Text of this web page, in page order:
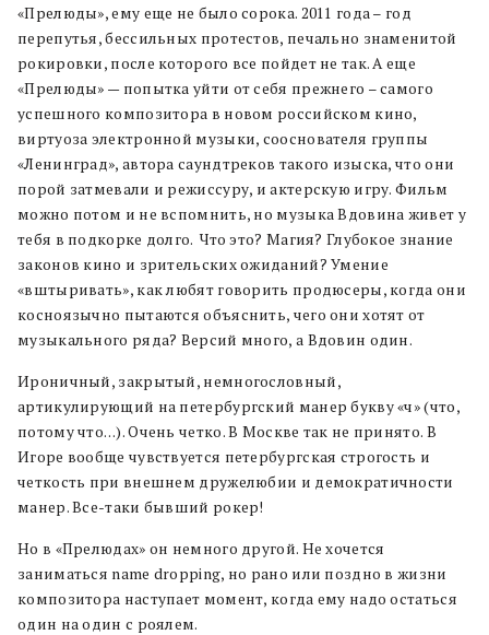
«Прелюды», ему еще не было сорока. 2011 года – год
перепутья, бессильных протестов, печально знаменитой
рокировки, после которого все пойдет не так. А еще
«Прелюды» — попытка уйти от себя прежнего – самого
успешного композитора в новом российском кино,
виртуоза электронной музыки, сооснователя группы
«Ленинград», автора саундтреков такого изыска, что они
порой затмевали и режиссуру, и актерскую игру. Фильм
можно потом и не вспомнить, но музыка Вдовина живет у
тебя в подкорке долго. Что это? Магия? Глубокое знание
законов кино и зрительских ожиданий? Умение
«вштыривать», как любят говорить продюсеры, когда они
косноязычно пытаются объяснить, чего они хотят от
музыкального ряда? Версий много, а Вдовин один.
Ироничный, закрытый, немногословный,
артикулирующий на петербургский манер букву «ч» (что,
потому что…). Очень четко. В Москве так не принято. В
Игоре вообще чувствуется петербургская строгость и
четкость при внешнем дружелюбии и демократичности
манер. Все-таки бывший рокер!
Но в «Прелюдах» он немного другой. Не хочется
заниматься name dropping, но рано или поздно в жизни
композитора наступает момент, когда ему надо остаться
один на один с роялем.